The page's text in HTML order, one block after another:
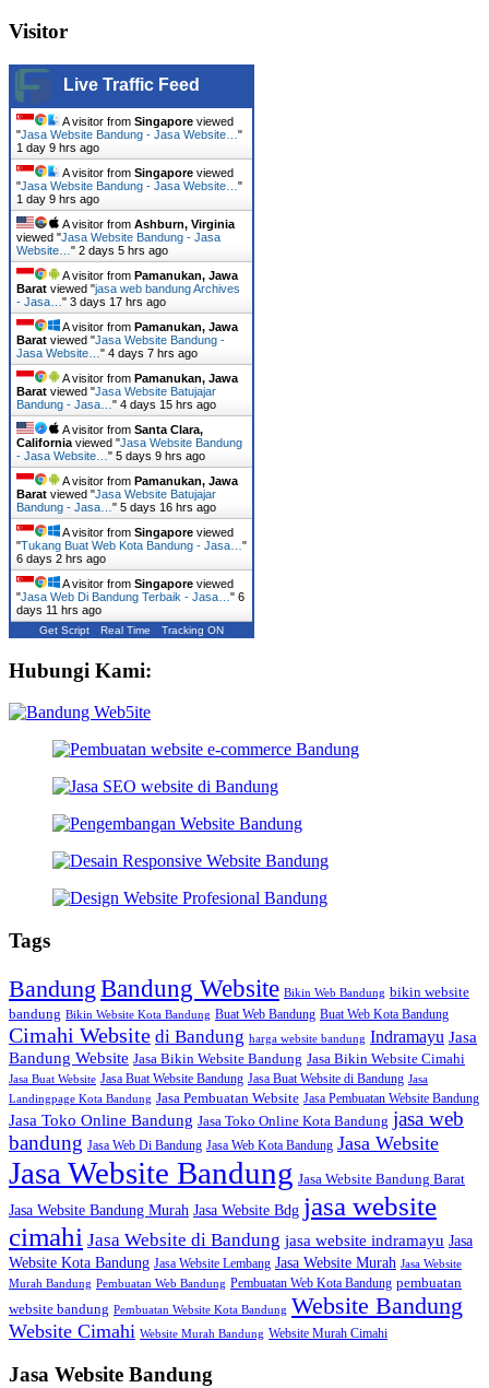
Visitor
Live Traffic Feed
A visitor from Singapore viewed
"Jasa Website Bandung - Jasa Website… "
1 day 9 hrs ago
A visitor from Singapore viewed
"Jasa Website Bandung - Jasa Website… "
1 day 9 hrs ago
A visitor from Ashburn, Virginia
viewed "Jasa Website Bandung - Jasa
Website… " 2 days 5 hrs ago
A visitor from Pamanukan, Jawa
Barat viewed "jasa web bandung Archives
- Jasa… " 3 days 17 hrs ago
A visitor from Pamanukan, Jawa
Barat viewed "Jasa Website Bandung -
Jasa Website… " 4 days 7 hrs ago
A visitor from Pamanukan, Jawa
Barat viewed "Jasa Website Batujajar
Bandung - Jasa… " 4 days 15 hrs ago
A visitor from Santa Clara,
California viewed "Jasa Website Bandung
- Jasa Website… " 5 days 9 hrs ago
A visitor from Pamanukan, Jawa
Barat viewed "Jasa Website Batujajar
Bandung - Jasa… " 5 days 16 hrs ago
A visitor from Singapore viewed
"Tukang Buat Web Kota Bandung - Jasa… "
6 days 2 hrs ago
A visitor from Singapore viewed
"Jasa Web Di Bandung Terbaik - Jasa… " 6
days 11 hrs ago
Get Script Real Time Tracking ON
Hubungi Kami:
Tags
Bandung Bandung Website Bikin Web Bandung bikin website
bandung Bikin Website Kota Bandung Buat Web Bandung Buat Web Kota Bandung
Cimahi Website di Bandung harga website bandung Indramayu Jasa
Bandung Website Jasa Bikin Website Bandung Jasa Bikin Website Cimahi
Jasa Buat Website Jasa Buat Website Bandung Jasa Buat Website di Bandung Jasa
Landingpage Kota Bandung Jasa Pembuatan Website Jasa Pembuatan Website Bandung
Jasa Toko Online Bandung Jasa Toko Online Kota Bandung jasa web
bandung Jasa Web Di Bandung Jasa Web Kota Bandung Jasa Website
Jasa Website Bandung Jasa Website Bandung Barat
Jasa Website Bandung Murah Jasa Website Bdg jasa website
cimahi Jasa Website di Bandung jasa website indramayu Jasa
Website Kota Bandung Jasa Website Lembang Jasa Website Murah Jasa Website
Murah Bandung Pembuatan Web Bandung Pembuatan Web Kota Bandung pembuatan
website bandung Pembuatan Website Kota Bandung Website Bandung
Website Cimahi Website Murah Bandung Website Murah Cimahi
Jasa Website Bandung